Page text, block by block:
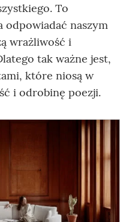
To
naszym
wrażliwość i
tak ważne jest,
które niosą w
i odrobinę poezji.